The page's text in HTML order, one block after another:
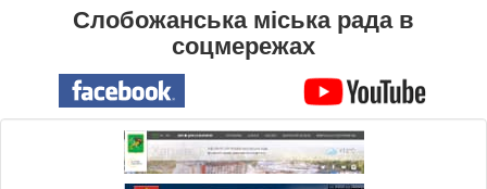
Слобожанська міська рада в
соцмережах